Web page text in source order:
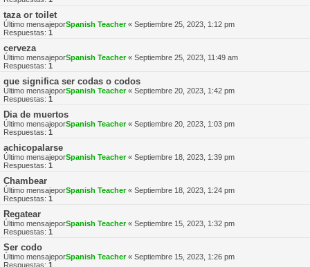
taza or toilet
Último mensajeporSpanish Teacher« Septiembre 25, 2023, 1:12 pm
Respuestas: 1
cerveza
Último mensajeporSpanish Teacher« Septiembre 25, 2023, 11:49 am
Respuestas: 1
que significa ser codas o codos
Último mensajeporSpanish Teacher« Septiembre 20, 2023, 1:42 pm
Respuestas: 1
Dia de muertos
Último mensajeporSpanish Teacher« Septiembre 20, 2023, 1:03 pm
Respuestas: 1
achicopalarse
Último mensajeporSpanish Teacher« Septiembre 18, 2023, 1:39 pm
Respuestas: 1
Chambear
Último mensajeporSpanish Teacher« Septiembre 18, 2023, 1:24 pm
Respuestas: 1
Regatear
Último mensajeporSpanish Teacher« Septiembre 15, 2023, 1:32 pm
Respuestas: 1
Ser codo
Último mensajeporSpanish Teacher« Septiembre 15, 2023, 1:26 pm
Respuestas: 1